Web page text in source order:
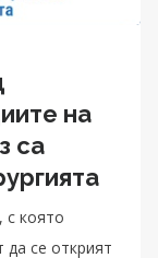
на
са
с която
се открият